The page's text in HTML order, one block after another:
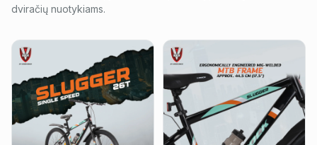
dviračių nuotykiams.